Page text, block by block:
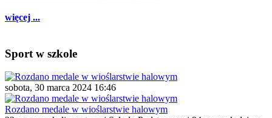
więcej ...
Sport w szkole
sobota, 30 marca 2024 16:46
Rozdano medale w wioślarstwie halowym